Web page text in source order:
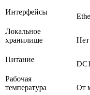
Интерфейсы
Локальное
хранилище
Нет
Питание
Рабочая
температура
От